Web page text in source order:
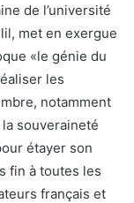
de l’université
met en exergue
«le génie du
les
notamment
souveraineté
étayer son
fin à toutes les
français et